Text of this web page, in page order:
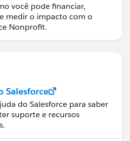
você pode financiar,
medir o impacto com o
Nonprofit.
Salesforce
do Salesforce para saber
suporte e recursos